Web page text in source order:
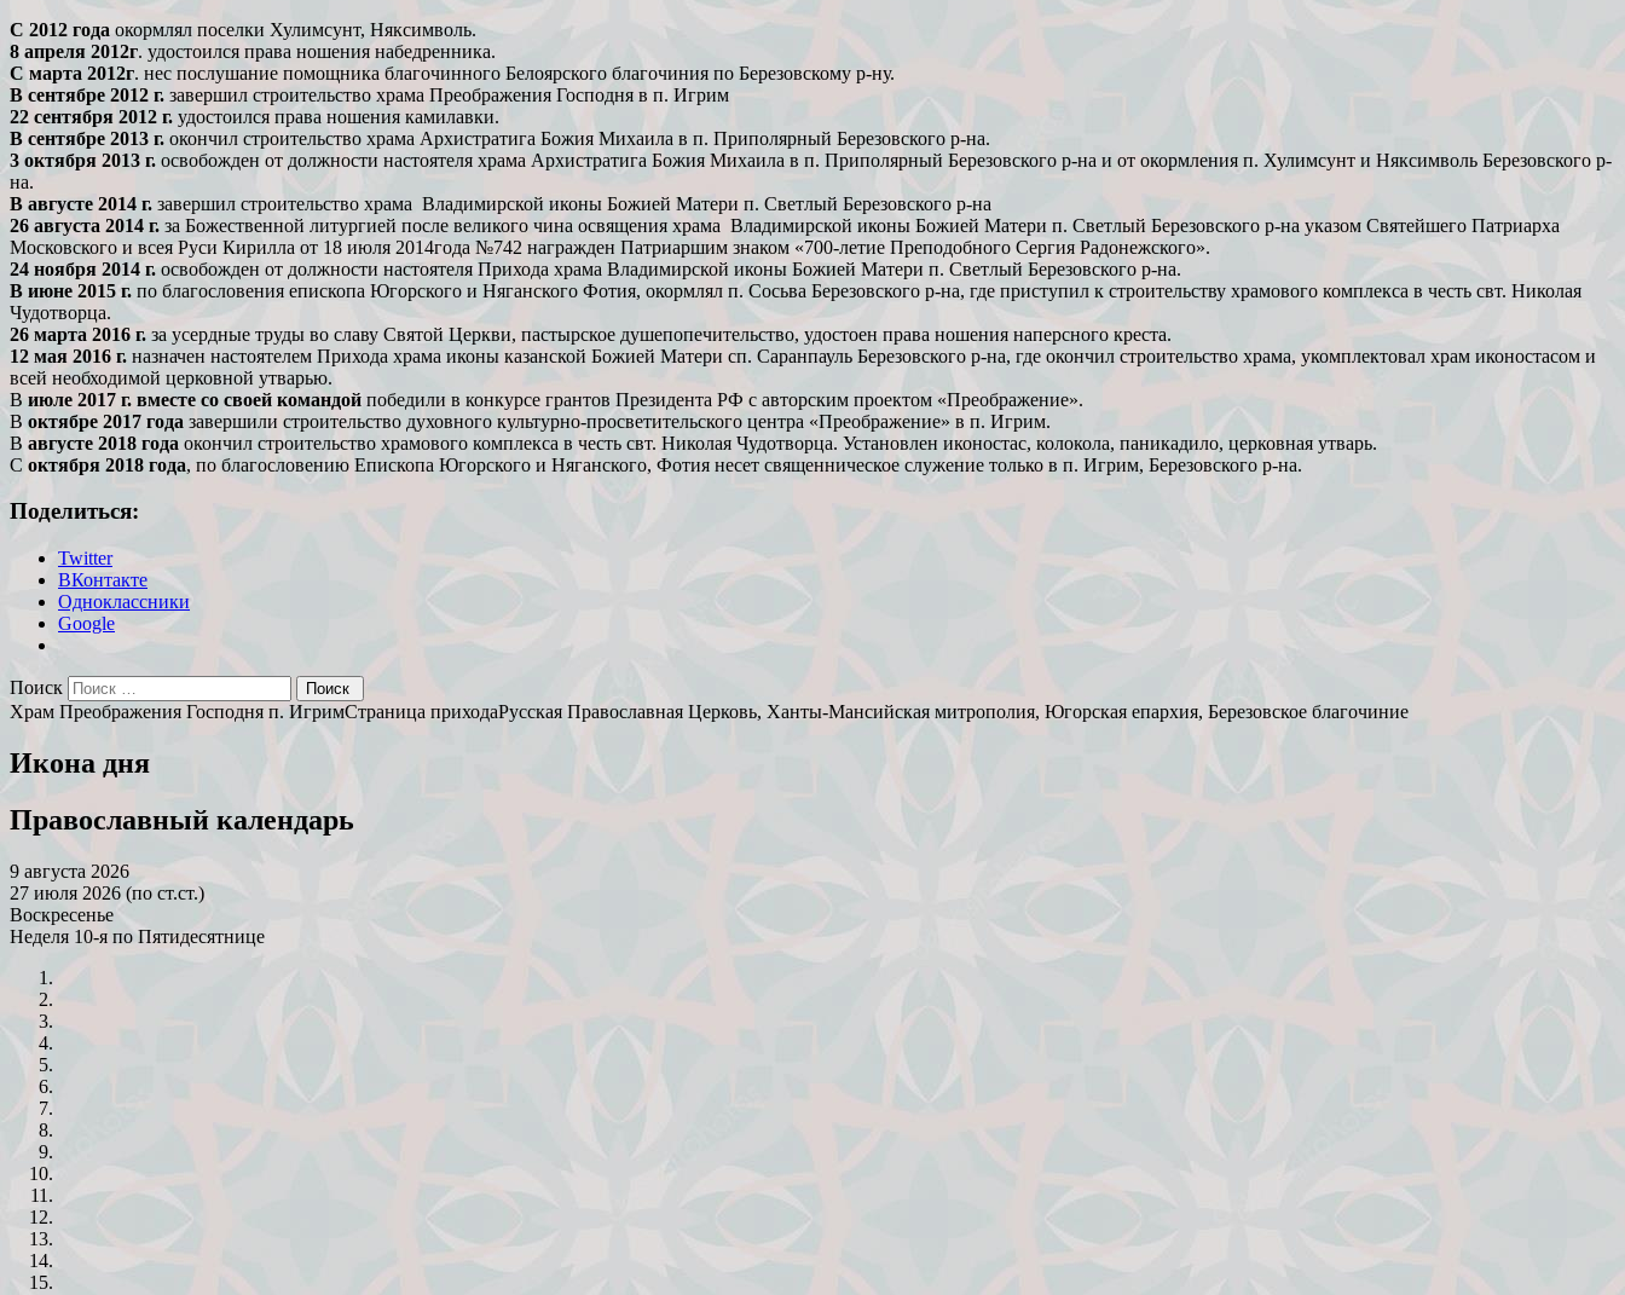
С 2012 года окормлял поселки Хулимсунт, Няксимволь.
8 апреля 2012г. удостоился права ношения набедренника.
С марта 2012г. нес послушание помощника благочинного Белоярского благочиния по Березовскому р-ну.
В сентябре 2012 г. завершил строительство храма Преображения Господня в п. Игрим
22 сентября 2012 г. удостоился права ношения камилавки.
В сентябре 2013 г. окончил строительство храма Архистратига Божия Михаила в п. Приполярный Березовского р-на.
3 октября 2013 г. освобожден от должности настоятеля храма Архистратига Божия Михаила в п. Приполярный Березовского р-на и от окормления п. Хулимсунт и Няксимволь Березовского р-
на.
В августе 2014 г. завершил строительство храма Владимирской иконы Божией Матери п. Светлый Березовского р-на
26 августа 2014 г. за Божественной литургией после великого чина освящения храма Владимирской иконы Божией Матери п. Светлый Березовского р-на указом Святейшего Патриарха
Московского и всея Руси Кирилла от 18 июля 2014года №742 награжден Патриаршим знаком «700-летие Преподобного Сергия Радонежского».
24 ноября 2014 г. освобожден от должности настоятеля Прихода храма Владимирской иконы Божией Матери п. Светлый Березовского р-на.
В июне 2015 г. по благословения епископа Югорского и Няганского Фотия, окормлял п. Сосьва Березовского р-на, где приступил к строительству храмового комплекса в честь свт. Николая
Чудотворца.
26 марта 2016 г. за усердные труды во славу Святой Церкви, пастырское душепопечительство, удостоен права ношения наперсного креста.
12 мая 2016 г. назначен настоятелем Прихода храма иконы казанской Божией Матери сп. Саранпауль Березовского р-на, где окончил строительство храма, укомплектовал храм иконостасом и
всей необходимой церковной утварью.
В июле 2017 г. вместе со своей командой победили в конкурсе грантов Президента РФ с авторским проектом «Преображение».
В октябре 2017 года завершили строительство духовного культурно-просветительского центра «Преображение» в п. Игрим.
В августе 2018 года окончил строительство храмового комплекса в честь свт. Николая Чудотворца. Установлен иконостас, колокола, паникадило, церковная утварь.
С октября 2018 года, по благословению Епископа Югорского и Няганского, Фотия несет священническое служение только в п. Игрим, Березовского р-на.
Поделиться:
Twitter
ВКонтакте
Одноклассники
Google
Поиск
Храм Преображения Господня п. ИгримСтраница приходаРусская Православная Церковь, Ханты-Мансийская митрополия, Югорская епархия, Березовское благочиние
Икона дня
Православный календарь
9 августа 2026
27 июля 2026 (по ст.ст.)
Воскресенье
Неделя 10-я по Пятидесятнице